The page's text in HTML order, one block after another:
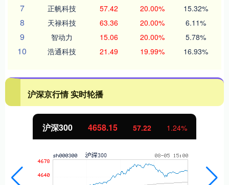
7 正帆科技 57.42 20.00% 15.32%
8 天禄科技 63.36 20.00% 6.11%
9 智动力 15.06 20.00% 5.78%
10 浩通科技 21.49 19.99% 16.93%
沪深京行情 实时轮播
57.22 1.24% 北证50